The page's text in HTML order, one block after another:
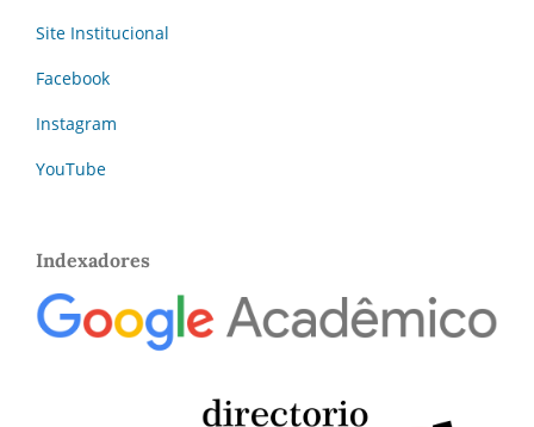
Site Institucional
Facebook
Instagram
YouTube
Indexadores